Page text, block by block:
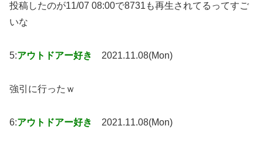
投稿したのが11/07 08:00で8731も再生されてるってすご
いな
5:アウトドアー好き 2021.11.08(Mon)
強引に行ったｗ
6:アウトドアー好き 2021.11.08(Mon)